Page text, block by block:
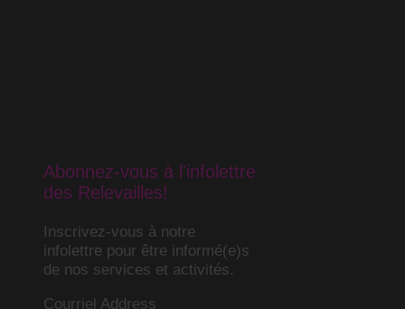
Abonnez-vous à l'infolettre
des Relevailles!
Inscrivez-vous à notre
infolettre pour être informé(e)s
de nos services et activités.
Courriel Address